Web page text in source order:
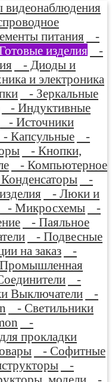
питания
-
изделия
-
- Диоды и
и электроника
- Зеркальные
- Индуктивные
- Источники
- Капсульные
-
- Кнопки,
- Компьютерное
-
- Люки и
- Микросхемы
-
- Паяльное
- Подвесные
на заказ
-
-
Выключатели
-
- Светильники
-
прокладки
- Софитные
-